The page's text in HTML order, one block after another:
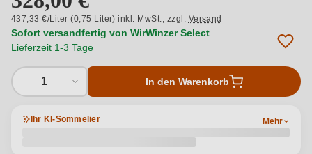
437,33 €/Liter (0,75 Liter) inkl. MwSt., zzgl. Versand
Sofort versandfertig von WirWinzer Select
Lieferzeit 1-3 Tage
1 In den Warenkorb
Ihr KI-Sommelier Mehr